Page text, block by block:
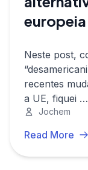
europeia
Neste post,
recentes
a UE, fiquei …
Jochem
Read More